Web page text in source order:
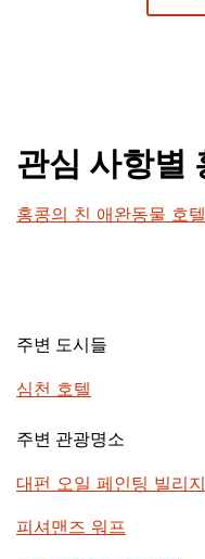
관심 사항별
홍콩의 친 애완동물 호텔
주변 도시들
심천 호텔
주변 관광명소
대펀 오일 페인팅 빌리지
피셔맨즈 워프